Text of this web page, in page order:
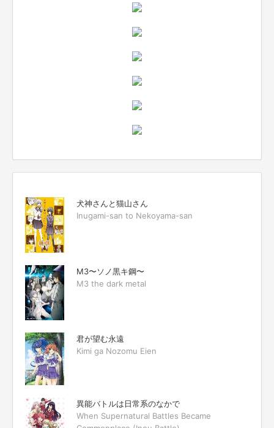
犬神さんと猫山さん
Inugami-san to Nekoyama-san
M3〜ソノ黒キ鋼〜
M3 the dark metal
君が望む永遠
Kimi ga Nozomu Eien
異能バトルは日常系のなかで
When Supernatural Battles Became